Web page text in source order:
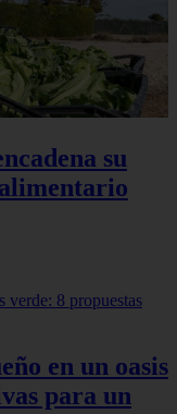
su
en un oasis
para un